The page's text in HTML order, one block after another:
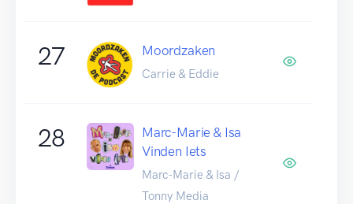
27 Moordzaken
Carrie & Eddie
28
Marc-Marie & Isa
Vinden Iets
Marc-Marie & Isa /
Tonny Media